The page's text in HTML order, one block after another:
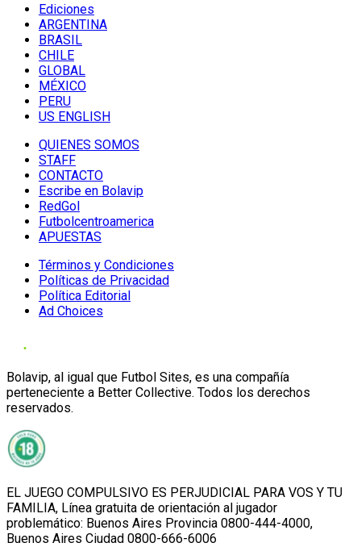
Ediciones
ARGENTINA
BRASIL
CHILE
GLOBAL
MÉXICO
PERU
US ENGLISH
QUIENES SOMOS
STAFF
CONTACTO
Escribe en Bolavip
RedGol
Futbolcentroamerica
APUESTAS
Términos y Condiciones
Políticas de Privacidad
Política Editorial
Ad Choices
Bolavip, al igual que Futbol Sites, es una compañía
perteneciente a Better Collective. Todos los derechos
reservados.
EL JUEGO COMPULSIVO ES PERJUDICIAL PARA VOS Y TU
FAMILIA, Línea gratuita de orientación al jugador
problemático: Buenos Aires Provincia 0800-444-4000,
Buenos Aires Ciudad 0800-666-6006